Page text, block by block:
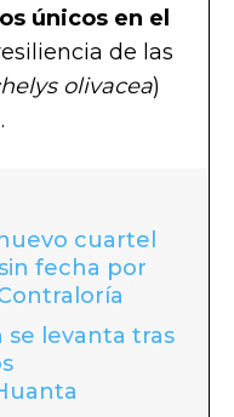
únicos en el
de las
olivacea)
cuartel
fecha por
se levanta tras